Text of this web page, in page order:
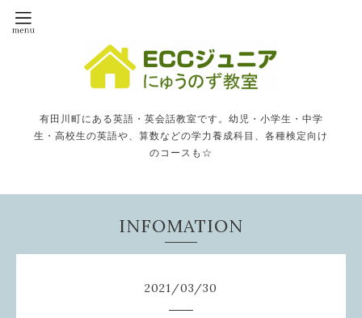
有田川町にある英語・英会話教室です。幼児・小学生・中学
生・高校生の英語や、算数などの学力養成科目、各種検定向け
のコースも☆
INFOMATION
2021/03/30